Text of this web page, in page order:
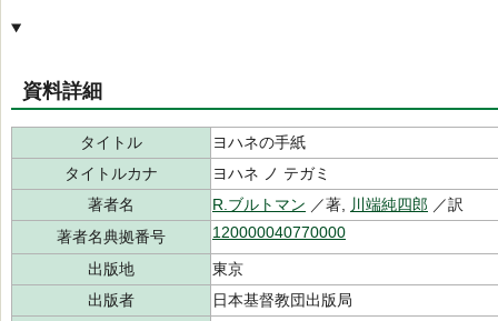
資料詳細
タイトル
ヨハネの手紙
タイトルカナ
ヨハネ ノ テガミ
著者名
R.ブルトマン ／著, 川端純四郎 ／訳
著者名典拠番号
120000040770000
出版地
東京
出版者
日本基督教団出版局